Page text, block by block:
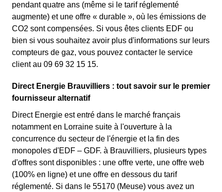
pendant quatre ans (même si le tarif réglementé
augmente) et une offre « durable », où les émissions de
CO2 sont compensées. Si vous êtes clients EDF ou
bien si vous souhaitez avoir plus d'informations sur leurs
compteurs de gaz, vous pouvez contacter le service
client au 09 69 32 15 15.
Direct Energie Brauvilliers : tout savoir sur le premier
fournisseur alternatif
Direct Energie est entré dans le marché français
notamment en Lorraine suite à l'ouverture à la
concurrence du secteur de l'énergie et la fin des
monopoles d'EDF – GDF. à Brauvilliers, plusieurs types
d'offres sont disponibles : une offre verte, une offre web
(100% en ligne) et une offre en dessous du tarif
réglementé. Si dans le 55170 (Meuse) vous avez un